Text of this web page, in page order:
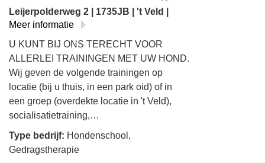
Leijerpolderweg 2 | 1735JB | 't Veld |
Meer informatie
U KUNT BIJ ONS TERECHT VOOR
ALLERLEI TRAININGEN MET UW HOND.
Wij geven de volgende trainingen op
locatie (bij u thuis, in een park oid) of in
een groep (overdekte locatie in 't Veld),
socialisatietraining,…
Type bedrijf: Hondenschool,
Gedragstherapie